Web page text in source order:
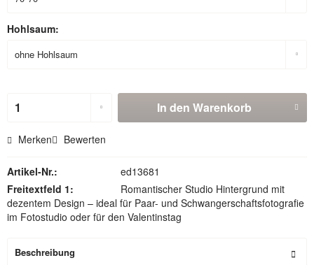
Hohlsaum:
In den Warenkorb
Merken Bewerten
Artikel-Nr.:
ed13681
Freitextfeld 1:
Romantischer Studio Hintergrund mit
dezentem Design – ideal für Paar- und Schwangerschaftsfotografie
im Fotostudio oder für den Valentinstag
Beschreibung